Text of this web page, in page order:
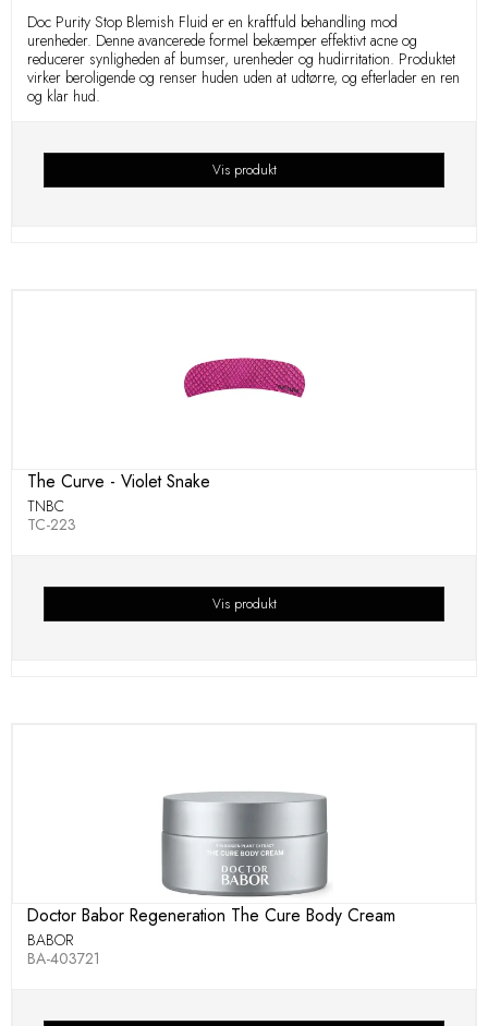
Doc Purity Stop Blemish Fluid er en kraftfuld behandling mod
urenheder. Denne avancerede formel bekæmper effektivt acne og
reducerer synligheden af ​​bumser, urenheder og hudirritation. Produktet
virker beroligende og renser huden uden at udtørre, og efterlader en ren
og klar hud.
Vis produkt
The Curve - Violet Snake
TNBC
TC-223
Vis produkt
Doctor Babor Regeneration The Cure Body Cream
BABOR
BA-403721